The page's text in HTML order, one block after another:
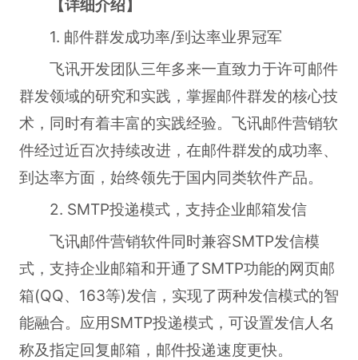
【详细介绍】
1. 邮件群发成功率/到达率业界冠军
飞讯开发团队三年多来一直致力于许可邮件
群发领域的研究和实践，掌握邮件群发的核心技
术，同时有着丰富的实践经验。飞讯邮件营销软
件经过近百次持续改进，在邮件群发的成功率、
到达率方面，始终领先于国内同类软件产品。
2. SMTP投递模式，支持企业邮箱发信
飞讯邮件营销软件同时兼容SMTP发信模
式，支持企业邮箱和开通了SMTP功能的网页邮
箱(QQ、163等)发信，实现了两种发信模式的智
能融合。应用SMTP投递模式，可设置发信人名
称及指定回复邮箱，邮件投递速度更快。